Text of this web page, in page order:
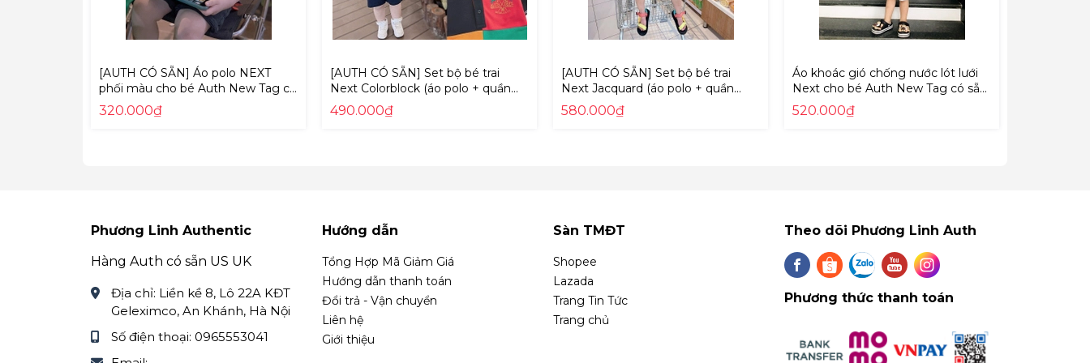
[AUTH CÓ SẴN] Áo polo NEXT
phối màu cho bé Auth New Tag có
sẵn T07-875 T07875
320.000₫
[AUTH CÓ SẴN] Set bộ bé trai
Next Colorblock (áo polo + quần
short) Auth New Tag có sẵn A32-
964 A32964
490.000₫
[AUTH CÓ SẴN] Set bộ bé trai
Next Jacquard (áo polo + quần
short) Auth New Tag có sẵn A67-
638
580.000₫
Áo khoác gió chống nước lót lưới
Next cho bé Auth New Tag có sẵn
M18-671
520.000₫
Phương Linh Authentic
Hàng Auth có sẵn US UK
Địa chỉ: Liền kề 8, Lô 22A KĐT
Geleximco, An Khánh, Hà Nội
Số điện thoại: 0965553041
Hướng dẫn
Tổng Hợp Mã Giảm Giá
Hướng dẫn thanh toán
Đổi trả - Vận chuyển
Liên hệ
Giới thiệu
Sàn TMĐT
Shopee
Lazada
Trang Tin Tức
Trang chủ
Theo dõi Phương Linh Auth
Phương thức thanh toán